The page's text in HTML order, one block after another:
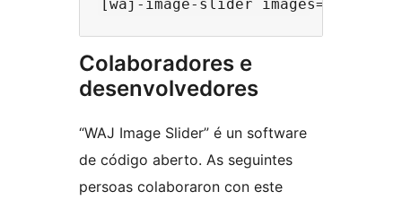
Colaboradores e
desenvolvedores
“WAJ Image Slider” é un software
de código aberto. As seguintes
persoas colaboraron con este